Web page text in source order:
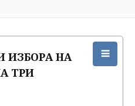
ИЗБОРА НА
ТРИ